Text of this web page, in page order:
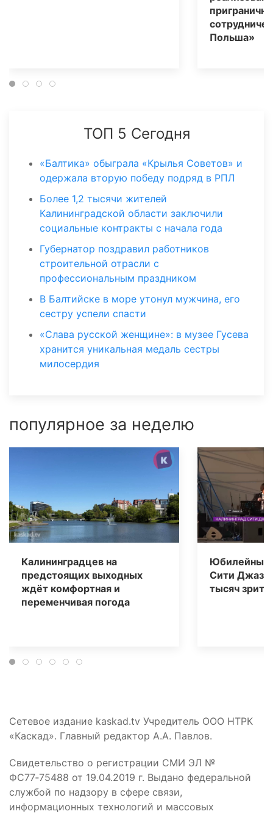
Польша»
ТОП 5 Сегодня
«Балтика» обыграла «Крылья Советов» и
одержала вторую победу подряд в РПЛ
Более 1,2 тысячи жителей
Калининградской области заключили
социальные контракты с начала года
Губернатор поздравил работников
строительной отрасли с
профессиональным праздником
В Балтийске в море утонул мужчина, его
сестру успели спасти
«Слава русской женщине»: в музее Гусева
хранится уникальная медаль сестры
милосердия
популярное за неделю
Калининградцев на
предстоящих выходных
ждёт комфортная и
переменчивая погода
Юбилейный
Сити Джаз»
тысяч
Сетевое издание kaskad.tv Учредитель ООО НТРК
«Каскад». Главный редактор А.А. Павлов.
Свидетельство о регистрации СМИ ЭЛ №
ФС77‑75488 от 19.04.2019 г. Выдано федеральной
службой по надзору в сфере связи,
информационных технологий и массовых